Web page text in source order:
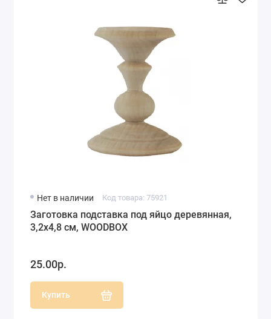
Нет в наличии Код товара: 75921
Заготовка подставка под яйцо деревянная,
3,2х4,8 см, WOODBOX
25.00р.
Купить